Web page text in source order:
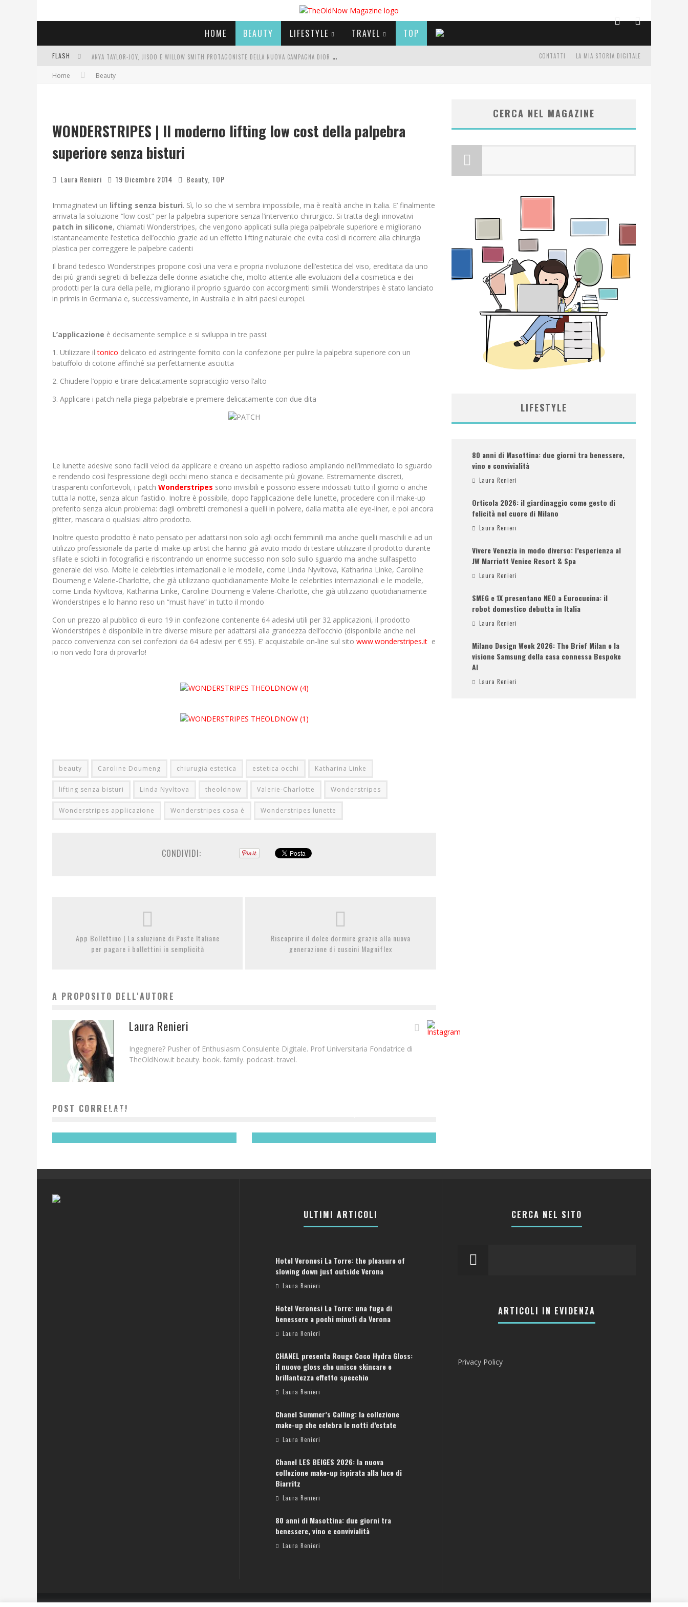
HOME BEAUTY LIFESTYLE TRAVEL TOP
FLASH A
NYA TAYLOR-JOY, JISOO E WILLOW SMITH PROTAGONISTE DELLA NUOVA CAMPAGNA DIOR ADDICT
LIBRI LETTI NEL 2025: TUTTE LE MIE LETTURE, RECENSIONI E GIUDIZI
LA MIA STORIA DIGITALE
CONTATTI
Home Beauty
WONDERSTRIPES | Il moderno lifting low cost della palpebra
superiore senza bisturi
Laura Renieri 19 Dicembre 2014 Beauty TOP
Immaginatevi un lifting senza bisturi. Sì, lo so che vi sembra impossibile, ma è realtà anche in Italia. E’ finalmente
arrivata la soluzione “low cost” per la palpebra superiore senza l’intervento chirurgico. Si tratta degli innovativi
patch in silicone, chiamati Wonderstripes, che vengono applicati sulla piega palpebrale superiore e migliorano
istantaneamente l’estetica dell’occhio grazie ad un effetto lifting naturale che evita così di ricorrere alla chirurgia
plastica per correggere le palpebre cadenti
Il brand tedesco Wonderstripes propone così una vera e propria rivoluzione dell’estetica del viso, ereditata da uno
dei più grandi segreti di bellezza delle donne asiatiche che, molto attente alle evoluzioni della cosmetica e dei
prodotti per la cura della pelle, migliorano il proprio sguardo con accorgimenti simili. Wonderstripes è stato lanciato
in primis in Germania e, successivamente, in Australia e in altri paesi europei.
L’applicazione è decisamente semplice e si sviluppa in tre passi:
1. Utilizzare iltonico delicato ed astringente fornito con la confezione per pulire la palpebra superiore con un
batuffolo di cotone affinché sia perfettamente asciutta
2. Chiudere l’oppio e tirare delicatamente sopracciglio verso l’alto
3. Applicare i patch nella piega palpebrale e premere delicatamente con due dita
Le lunette adesive sono facili veloci da applicare e creano un aspetto radioso ampliando nell’immediato lo sguardo
e rendendo così l’espressione degli occhi meno stanca e decisamente più giovane. Estremamente discreti,
trasparenti confortevoli, i patch Wonderstripes sono invisibili e possono essere indossati tutto il giorno o anche
tutta la notte, senza alcun fastidio. Inoltre è possibile, dopo l’applicazione delle lunette, procedere con il make-up
preferito senza alcun problema: dagli ombretti cremonesi a quelli in polvere, dalla matita alle eye-liner, e poi ancora
glitter, mascara o qualsiasi altro prodotto.
Inoltre questo prodotto è nato pensato per adattarsi non solo agli occhi femminili ma anche quelli maschili e ad un
utilizzo professionale da parte di make-up artist che hanno già avuto modo di testare utilizzare il prodotto durante
sfilate e sciolti in fotografici e riscontrando un enorme successo non solo sullo sguardo ma anche sull’aspetto
generale del viso. Molte le celebrities internazionali e le modelle, come Linda Nyvltova, Katharina Linke, Caroline
Doumeng e Valerie-Charlotte, che già utilizzano quotidianamente Molte le celebrities internazionali e le modelle,
come Linda Nyvltova, Katharina Linke, Caroline Doumeng e Valerie-Charlotte, che già utilizzano quotidianamente
Wonderstripes e lo hanno reso un “must have” in tutto il mondo
Con un prezzo al pubblico di euro 19 in confezione contenente 64 adesivi utili per 32 applicazioni, il prodotto
Wonderstripes è disponibile in tre diverse misure per adattarsi alla grandezza dell’occhio (disponibile anche nel
pacco convenienza con sei confezioni da 64 adesivi per € 95). E’ acquistabile on-line sul sito www.wonderstripes.it e
io non vedo l’ora di provarlo!
beauty Caroline Doumeng chiurugia estetica estetica occhi Katharina Linke
lifting senza bisturi Linda Nyvltova theoldnow Valerie-Charlotte Wonderstripes
Wonderstripes applicazione Wonderstripes cosa è Wonderstripes lunette
CONDIVIDI:
App Bollettino | La soluzione di Poste Italiane
per pagare i bollettini in semplicità
Riscoprire il dolce dormire grazie alla nuova
generazione di cuscini Magniflex
A PROPOSITO DELL'AUTORE
Laura Renieri
Ingegnere? Pusher of Enthusiasm Consulente Digitale. Prof Universitaria Fondatrice di
TheOldNow.it beauty. book. family. podcast. travel.
POST CORRELATIIL CUORE BLU DI LA MER
CERCA NEL MAGAZINE
LIFESTYLE
80 anni di Masottina: due giorni tra benessere,
vino e convivialità
Laura Renieri
Orticola 2026: il giardinaggio come gesto di
felicità nel cuore di Milano
Laura Renieri
Vivere Venezia in modo diverso: l’esperienza al
JW Marriott Venice Resort & Spa
Laura Renieri
SMEG e 1X presentano NEO a Eurocucina: il
robot domestico debutta in Italia
Laura Renieri
Milano Design Week 2026: The Brief Milan e la
visione Samsung della casa connessa Bespoke
AI
Laura Renieri
ULTIMI ARTICOLI
Hotel Veronesi La Torre: the pleasure of
slowing down just outside Verona
Laura Renieri
Hotel Veronesi La Torre: una fuga di
benessere a pochi minuti da Verona
Laura Renieri
CHANEL presenta Rouge Coco Hydra Gloss:
il nuovo gloss che unisce skincare e
brillantezza effetto specchio
Laura Renieri
Chanel Summer’s Calling: la collezione
make-up che celebra le notti d’estate
Laura Renieri
Chanel LES BEIGES 2026: la nuova
collezione make-up ispirata alla luce di
Biarritz
Laura Renieri
80 anni di Masottina: due giorni tra
benessere, vino e convivialità
Laura Renieri
CERCA NEL SITO
ARTICOLI IN EVIDENZA
Privacy Policy